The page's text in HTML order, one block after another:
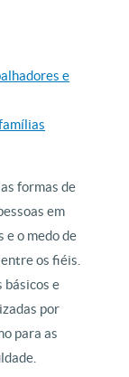
e
formas de
em
e o medo de
os fiéis.
básicos e
por
para as